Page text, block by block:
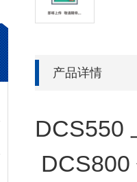
产品详情
DCS550